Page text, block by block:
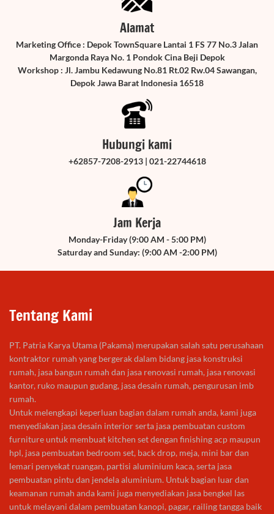
Alamat
Marketing Office : Depok TownSquare Lantai 1 FS 77 No.3 Jalan
Margonda Raya No. 1 Pondok Cina Beji Depok
Workshop : Jl. Jambu Kedawung No.81 Rt.02 Rw.04 Sawangan,
Depok Jawa Barat Indonesia 16518
Hubungi kami
+62857-7208-2913 | 021-22744618
Jam Kerja
Monday-Friday (9:00 AM - 5:00 PM)
Saturday and Sunday: (9:00 AM -2:00 PM)
Tentang Kami
PT. Patria Karya Utama (Pakama) merupakan salah satu perusahaan
kontraktor rumah yang bergerak dalam bidang jasa konstruksi
rumah, jasa bangun rumah dan jasa renovasi rumah, jasa renovasi
kantor, ruko maupun gudang, jasa desain rumah, pengurusan imb
rumah.
Untuk melengkapi keperluan bagian dalam rumah anda, kami juga
menyediakan jasa desain interior serta jasa pembuatan custom
furniture untuk membuat kitchen set dengan finishing acp maupun
hpl, jasa pembuatan bedroom set, back drop, meja, mini bar dan
lemari penyekat ruangan, partisi aluminium kaca, serta jasa
pembuatan pintu dan jendela aluminium. Untuk bagian luar dan
keamanan rumah anda kami juga menyediakan jasa bengkel las
untuk melayani dalam pembuatan kanopi, pagar, railing tangga baik